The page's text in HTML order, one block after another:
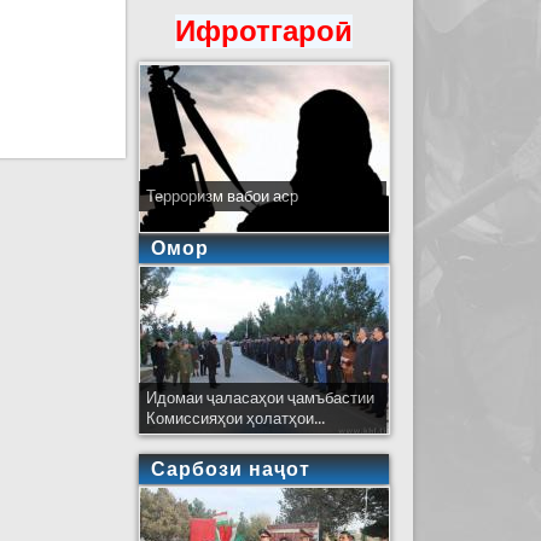
Ифротгароӣ
Терроризм вабои аср
Омор
Идомаи ҷаласаҳои ҷамъбастии
Комиссияҳои ҳолатҳои...
Сарбози наҷот